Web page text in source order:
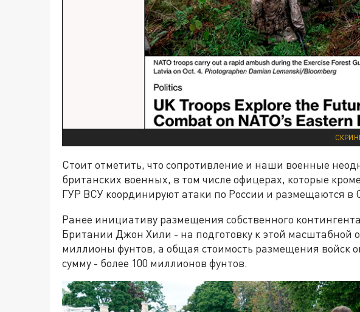
Стоит отметить, что сопротивление и наши военные
британских военных, в том числе офицерах, которые
ГУР ВСУ координируют атаки по России и размещаются в
Ранее инициативу размещения собственного
Британии Джон Хили - на подготовку к этой масштабной
миллионы фунтов, а общая стоимость размещения войск
сумму - более 100 миллионов фунтов.